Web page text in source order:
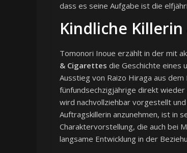
dass es seine Aufgabe ist die
Kindliche
Tomonori Inoue erzählt in der mit
& Cigarettes die Geschichte eines
Ausstieg von Raizo Hiraga aus
fünfundsechzigjährige direkt
wird nachvollziehbar vorgestellt
Auftragskillerin anzunehmen, ist in
Charaktervorstellung, die auch bei
langsame Entwicklung in der